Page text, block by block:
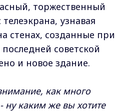
торжественный
узнавая
стенах, созданные при
советской
и новое здание.
как много
ну каким же вы хотите